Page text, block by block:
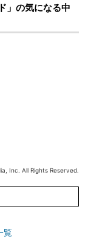
」の気になる中
Inc. All Rights Reserved.
覧